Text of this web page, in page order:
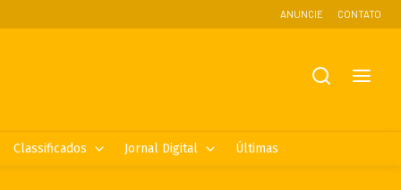
ANUNCIE CONTATO
Classificados Jornal Digital Últimas